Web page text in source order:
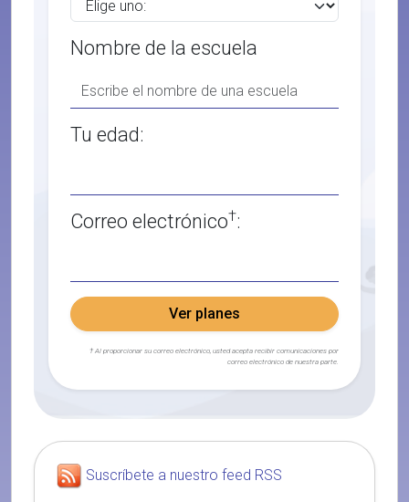
Nombre de la escuela
Tu edad:
Correo electrónico†:
Ver planes
† Al proporcionar su correo electrónico, usted acepta recibir comunicaciones por
correo electrónico de nuestra parte.
Suscríbete a nuestro feed RSS